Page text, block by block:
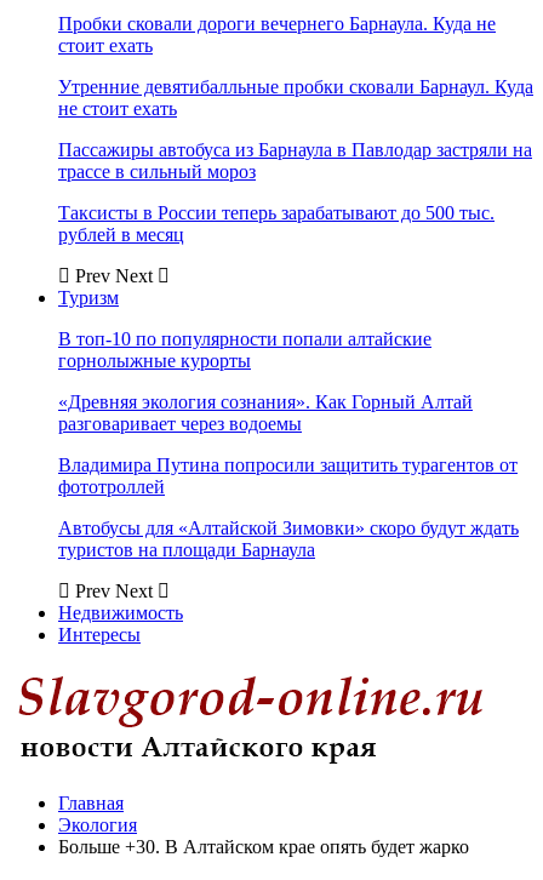
Пробки сковали дороги вечернего Барнаула. Куда не
стоит ехать
Утренние девятибалльные пробки сковали Барнаул. Куда
не стоит ехать
Пассажиры автобуса из Барнаула в Павлодар застряли на
трассе в сильный мороз
Таксисты в России теперь зарабатывают до 500 тыс.
рублей в месяц
Prev Next
Туризм
В топ-10 по популярности попали алтайские
горнолыжные курорты
«Древняя экология сознания». Как Горный Алтай
разговаривает через водоемы
Владимира Путина попросили защитить турагентов от
фототроллей
Автобусы для «Алтайской Зимовки» скоро будут ждать
туристов на площади Барнаула
Prev Next
Недвижимость
Интересы
Главная
Экология
Больше +30. В Алтайском крае опять будет жарко